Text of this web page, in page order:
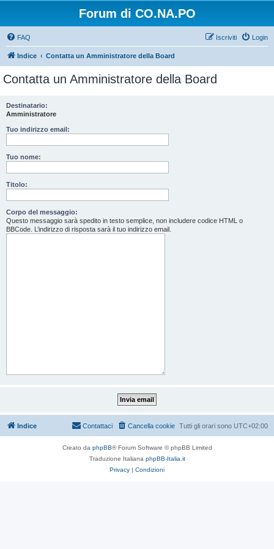
Forum di CO.NA.PO
FAQ Login
Iscriviti
Indice Contatta un Amministratore della Board
Contatta un Amministratore della Board
Destinatario:
Amministratore
Tuo indirizzo email:
Tuo nome:
Titolo:
Corpo del messaggio:
Questo messaggio sarà spedito in testo semplice, non includere codice HTML o
BBCode. L’indirizzo di risposta sarà il tuo indirizzo email.
Indice Tutti gli orari sono UTC+02:00
Cancella cookie
Contattaci
Creato da phpBB® Forum Software © phpBB Limited
Traduzione Italiana phpBB-Italia.it
Privacy | Condizioni